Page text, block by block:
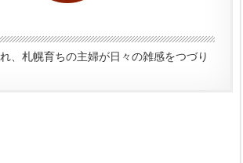
、札幌育ちの主婦が日々の雑感をつづり